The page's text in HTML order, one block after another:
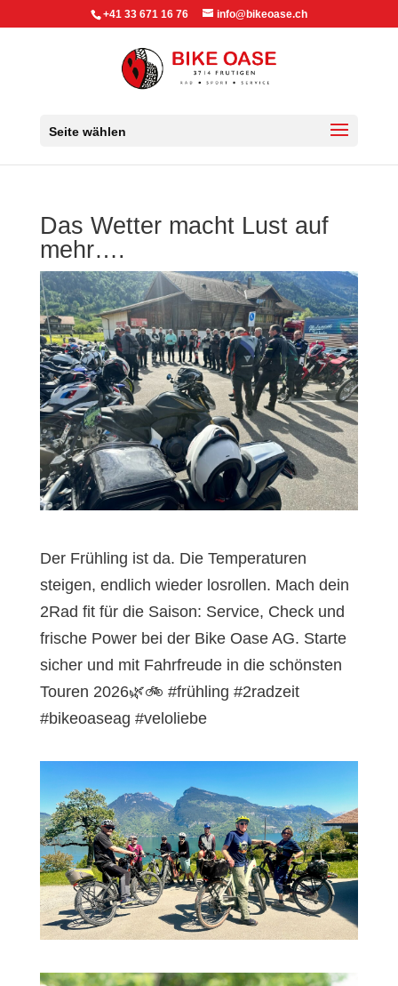
+41 33 671 16 76 info@bikeoase.ch
Seite wählen
Das Wetter macht Lust auf
mehr….
Der Frühling ist da. Die Temperaturen
steigen, endlich wieder losrollen. Mach dein
2Rad fit für die Saison: Service, Check und
frische Power bei der Bike Oase AG. Starte
sicher und mit Fahrfreude in die schönsten
Touren 2026🌿🚲 #frühling #2radzeit
#bikeoaseag #veloliebe